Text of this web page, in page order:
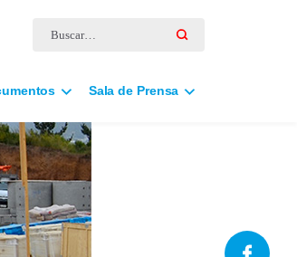
Buscar por:
Sala de Prensa